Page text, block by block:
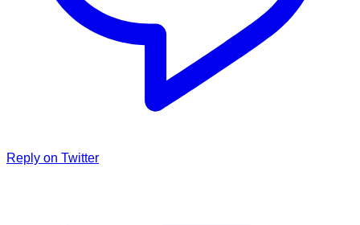
Reply on Twitter